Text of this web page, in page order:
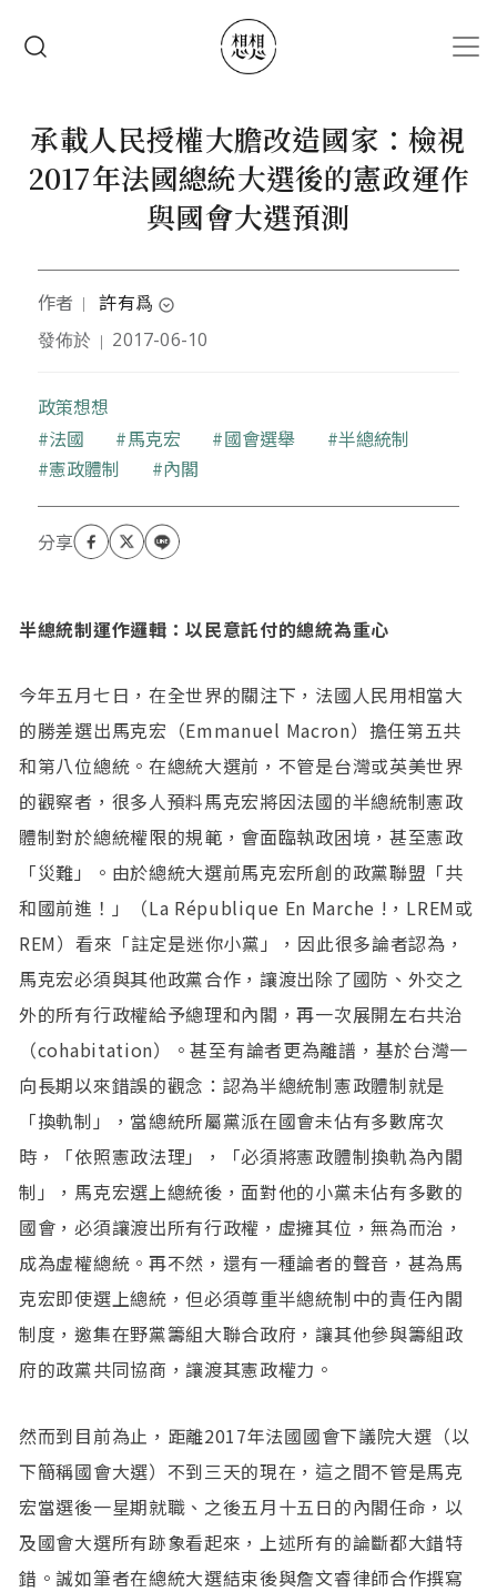
承載人民授權大膽改造國家：檢視
2017年法國總統大選後的憲政運作
與國會大選預測
作者 ｜ 許有爲 expand_circle_down
作者為法國巴黎第一大學公法所博士候選人
發佈於 ｜ 2017-06-10
政策想想
關鍵字
法國 馬克宏 國會選舉
半總統制
憲政體制
內閣
半總統制運作邏輯：以民意託付的總統為重心
今年五月七日，在全世界的關注下，法國人民用相當大
的勝差選出馬克宏（Emmanuel Macron）擔任第五共
和第八位總統。在總統大選前，不管是台灣或英美世界
的觀察者，很多人預料馬克宏將因法國的半總統制憲政
體制對於總統權限的規範，會面臨執政困境，甚至憲政
「災難」。由於總統大選前馬克宏所創的政黨聯盟「共
和國前進！」（La République En Marche !，LREM或
REM）看來「註定是迷你小黨」，因此很多論者認為，
馬克宏必須與其他政黨合作，讓渡出除了國防、外交之
外的所有行政權給予總理和內閣，再一次展開左右共治
（cohabitation）。甚至有論者更為離譜，基於台灣一
向長期以來錯誤的觀念：認為半總統制憲政體制就是
「換軌制」，當總統所屬黨派在國會未佔有多數席次
時，「依照憲政法理」，「必須將憲政體制換軌為內閣
制」，馬克宏選上總統後，面對他的小黨未佔有多數的
國會，必須讓渡出所有行政權，虛擁其位，無為而治，
成為虛權總統。再不然，還有一種論者的聲音，甚為馬
克宏即使選上總統，但必須尊重半總統制中的責任內閣
制度，邀集在野黨籌組大聯合政府，讓其他參與籌組政
府的政黨共同協商，讓渡其憲政權力。
然而到目前為止，距離2017年法國國會下議院大選（以
下簡稱國會大選）不到三天的現在，這之間不管是馬克
宏當選後一星期就職、之後五月十五日的內閣任命，以
及國會大選所有跡象看起來，上述所有的論斷都大錯特
錯。誠如筆者在總統大選結束後與詹文睿律師合作撰寫